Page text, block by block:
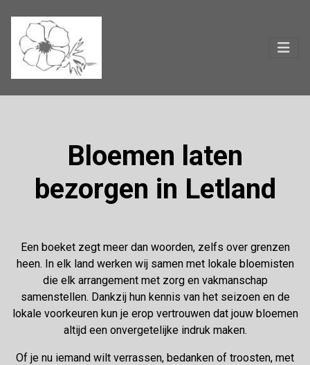
Bloemen laten
bezorgen in Letland
Een boeket zegt meer dan woorden, zelfs over grenzen
heen. In elk land werken wij samen met lokale bloemisten
die elk arrangement met zorg en vakmanschap
samenstellen. Dankzij hun kennis van het seizoen en de
lokale voorkeuren kun je erop vertrouwen dat jouw bloemen
altijd een onvergetelijke indruk maken.
Of je nu iemand wilt verrassen, bedanken of troosten, met